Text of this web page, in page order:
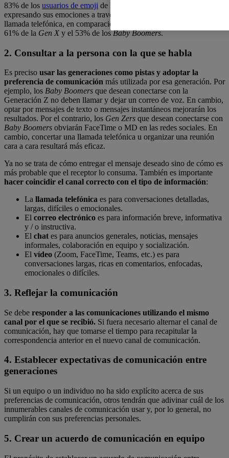
83% de los usuarios de emoji de la Gen Z se sienten más cómodos
expresando sus emociones a través de emojis que realizando una
llamada telefónica, en comparación con el 71% de los
61% de la Gen X y el 53% de losBaby Boomers.
2. Consultar a la persona con la que se habla
Es preciso usar las generaciones como pistas y adoptar la
preferencia de comunicación más utilizada por esa generación. Por
ejemplo, los Baby Boomers que desean conectarse con la
Generación Z no deben llamar y dejar un correo de voz. En cambio,
optar por mensajes de texto o mensajes instantáneos mejorarán los
resultados. Por el contrario, los Gen Zers que desean conectarse con
Baby Boomers obviarán FaceTime o MD en las redes sociales. En
cambio, concertar una llamada telefónica u organizar una reunión
cara a cara resultará más eficaz.
Ya no se trata de cómo entregar el mensaje deseado sino de cómo es
más probable que el receptor lo consuma. También es importante
hacer coincidir el canal correcto con el tipo de información:
La llamada telefónica es para conversaciones detalladas,
largas, difíciles o emocionales.
El correo electrónico es para información breve, informativa
y / o instructiva.
El chat es para anuncios generales, noticias, mensajes
informales, colaboración en equipo y socialización.
El vídeo (Zoom, FaceTime, Teams, etc.) es para
conversaciones largas, ricas en comentarios, enfocadas,
emocionales o difíciles.
3. Reflejar la comunicación
Se debe responder a las comunicaciones utilizando el mismo
canal por el que se recibió. Si fuera necesario alternar el canal de
comunicación, hay que tomarse el tiempo para recapitular la
correspondencia anterior en el nuevo canal de comunicación.
4. Establecer expectativas de comunicación entre
generaciones
Si un equipo o un individuo no ha sido explícito acerca de sus
preferencias de comunicación, otros tendrán que adivinar cuál de los
innumerables canales de comunicación usar y, por lo general, no
cumplirán con sus preferencias personales.
5. Crear un acuerdo de comunicación en equipo